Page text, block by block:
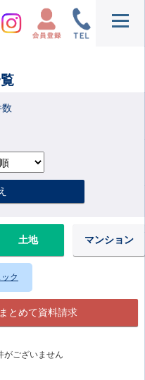
土地 マンション
ク
とめて資料請求
がございません